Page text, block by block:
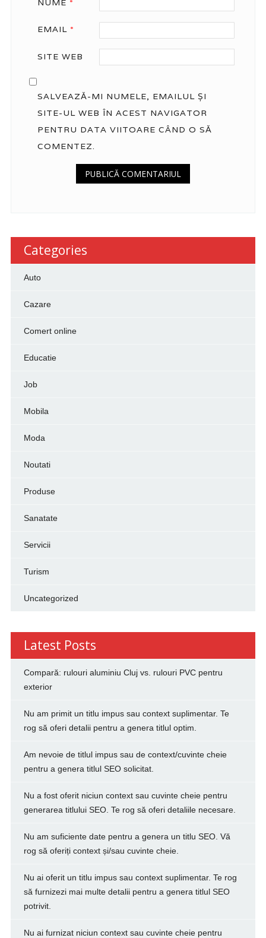
NUME *
EMAIL *
SITE WEB
SALVEAZĂ-MI NUMELE, EMAILUL ȘI
SITE-UL WEB ÎN ACEST NAVIGATOR
PENTRU DATA VIITOARE CÂND O SĂ
COMENTEZ.
Categories
Auto
Cazare
Comert online
Educatie
Job
Mobila
Moda
Noutati
Produse
Sanatate
Servicii
Turism
Uncategorized
Latest Posts
Compară: rulouri aluminiu Cluj vs. rulouri PVC pentru
exterior
Nu am primit un titlu impus sau context suplimentar. Te
rog să oferi detalii pentru a genera titlul optim.
Am nevoie de titlul impus sau de context/cuvinte cheie
pentru a genera titlul SEO solicitat.
Nu a fost oferit niciun context sau cuvinte cheie pentru
generarea titlului SEO. Te rog să oferi detaliile necesare.
Nu am suficiente date pentru a genera un titlu SEO. Vă
rog să oferiți context și/sau cuvinte cheie.
Nu ai oferit un titlu impus sau context suplimentar. Te rog
să furnizezi mai multe detalii pentru a genera titlul SEO
potrivit.
Nu ai furnizat niciun context sau cuvinte cheie pentru